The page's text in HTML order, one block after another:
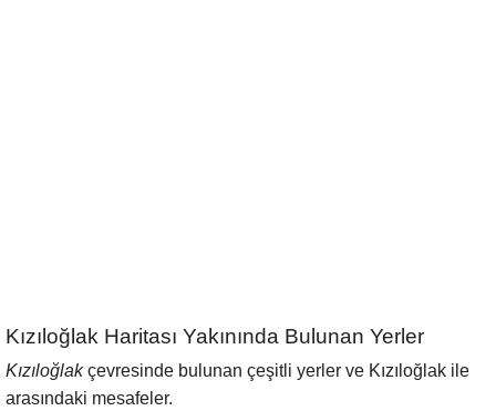
Kızıloğlak Haritası Yakınında Bulunan Yerler
Kızıloğlakçevresinde bulunan çeşitli yerler ve Kızıloğlak ile
arasındaki mesafeler.